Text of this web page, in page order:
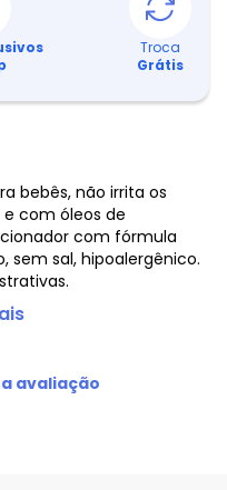
Troca
Grátis
bebês, não irrita os
com óleos de
com fórmula
sem sal, hipoalergênico.
para Bebê
os olhos, com
avaliação